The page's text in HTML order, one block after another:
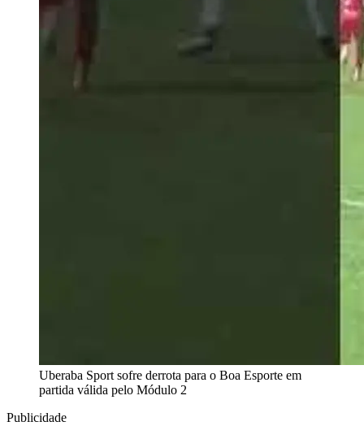
Uberaba Sport sofre derrota para o Boa Esporte em
partida válida pelo Módulo 2
Publicidade